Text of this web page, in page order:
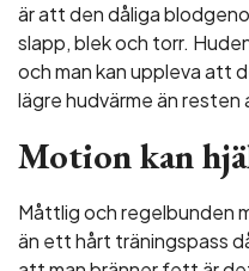
är att den dåliga
slapp, blek och torr.
och man kan uppleva att
lägre hudvärme än resten
Motion kan
Måttlig och regelbunden
än ett hårt träningspass